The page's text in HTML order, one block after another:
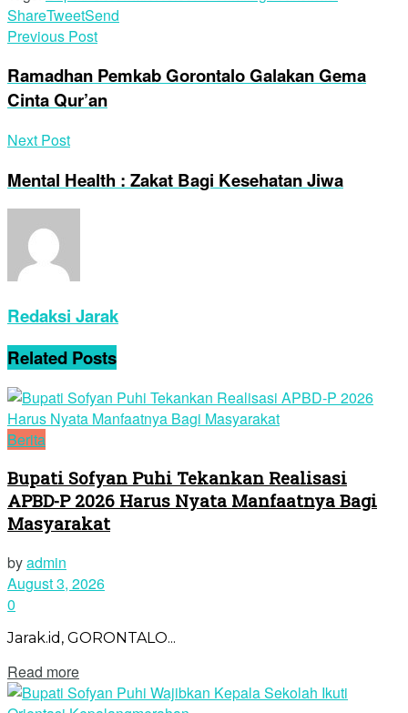
ShareTweetSend
Previous Post
Ramadhan Pemkab Gorontalo Galakan Gema
Cinta Qur’an
Next Post
Mental Health : Zakat Bagi Kesehatan Jiwa
Redaksi Jarak
Related Posts
Berita
Bupati Sofyan Puhi Tekankan Realisasi
APBD-P 2026 Harus Nyata Manfaatnya Bagi
Masyarakat
byadmin
August 3, 2026
0
Jarak.id, GORONTALO...
Read more